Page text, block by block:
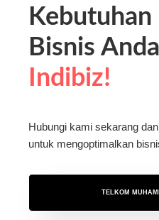
Bisnis
Indibiz!
Hubungi kami sekarang
untuk mengoptimalkan
TELKOM